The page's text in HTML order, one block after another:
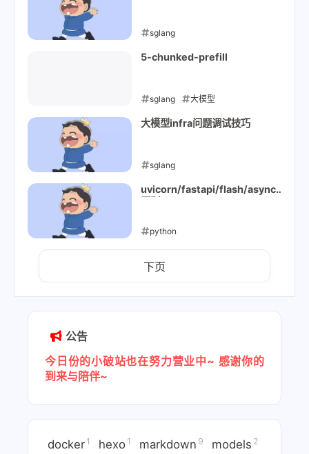
sglang
2025-12-29
5-chunked-prefill
sglang 大模型
2025-12-25
大模型infra问题调试技巧
sglang
2025-12-24
uvicorn/fastapi/flash/asyncio
python
2025-12-22
下页
公告
今日份的小破站也在努力营业中~ 感谢你的
到来与陪伴~
docker 1 hexo 1 markdown 9 models 2